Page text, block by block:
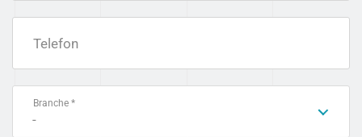
Telefon
Branche *
-